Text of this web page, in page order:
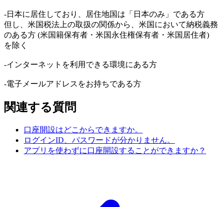
-日本に居住しており、居住地国は「日本のみ」である方
但し、米国税法上の取扱の関係から、米国において納税義務
のある方 (米国籍保有者・米国永住権保有者・米国居住者)
を除く
-インターネットを利用できる環境にある方
-電子メールアドレスをお持ちである方
関連する質問
口座開設はどこからできますか。
ログインID、パスワードが分かりません。
アプリを使わずに口座開設することができますか？